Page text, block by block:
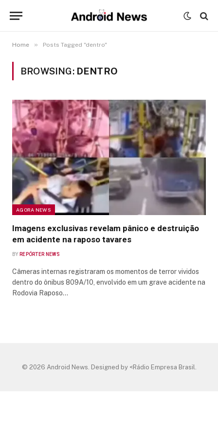
Home » Posts Tagged "dentro"
BROWSING: DENTRO
AGORA NEWS
Imagens exclusivas revelam pânico e destruição
em acidente na raposo tavares
BY REPÓRTER NEWS
Câmeras internas registraram os momentos de terror vividos
dentro do ônibus 809A/10, envolvido em um grave acidente na
Rodovia Raposo…
© 2026 Android News. Designed by <Rádio Empresa Brasil.